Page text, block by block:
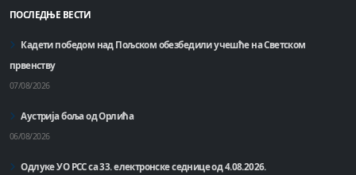
ПОСЛЕДЊЕ ВЕСТИ
Кадети победом над Пољском обезбедили учешће на Светском
првенству
07/08/2026
Аустрија боља од Орлића
06/08/2026
Одлуке УО РСС са 33. електронске седнице од 4.08.2026.